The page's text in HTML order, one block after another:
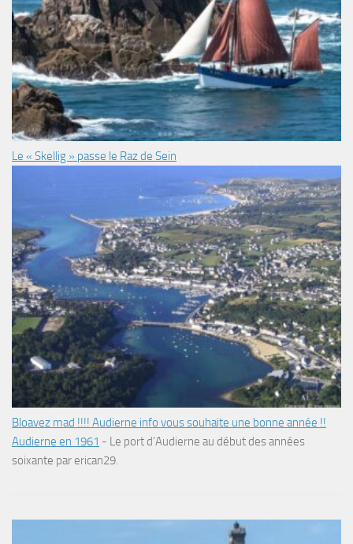
Le « Skellig » passe le Raz de Sein
Bloavez mad !!!! Audierne info vous souhaite une bonne année !!
Audierne en 1961 - Le port d’Audierne au début des années
soixante par erican29.